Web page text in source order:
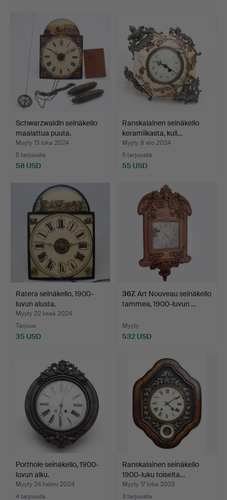
Schwarzwaldin seinäkello
maalattua puuta.
Myyty 13 loka 2024
5 tarjousta
58 USD
Ranskalainen seinäkello
keramiikasta, kull…
Myyty 8 elo 2024
5 tarjousta
55 USD
Ratera seinäkello, 1900-
luvun alusta.
Myyty 22 kesä 2024
Tarjous
35 USD
367. Art Nouveau seinäkello
tammea, 1900-luvun …
Myyty
532 USD
Porthole seinäkello, 1900-
luvun alku.
Myyty 24 helmi 2024
4 tarjousta
Ranskalainen seinäkello
1900-luku toiselta…
Myyty 17 loka 2023
3 tarjousta